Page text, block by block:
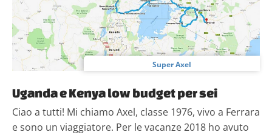
Super Axel
Uganda e Kenya low budget per sei
Ciao a tutti! Mi chiamo Axel, classe 1976, vivo a Ferrara
e sono un viaggiatore. Per le vacanze 2018 ho avuto